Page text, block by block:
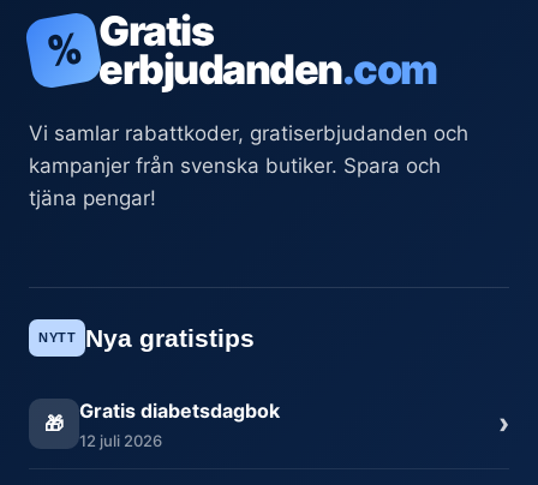
% Gratis
erbjudanden.com
Vi samlar rabattkoder, gratiserbjudanden och
kampanjer från svenska butiker. Spara och
tjäna pengar!
NYTT Nya gratistips
🎁
Gratis diabetsdagbok
12 juli 2026 ›